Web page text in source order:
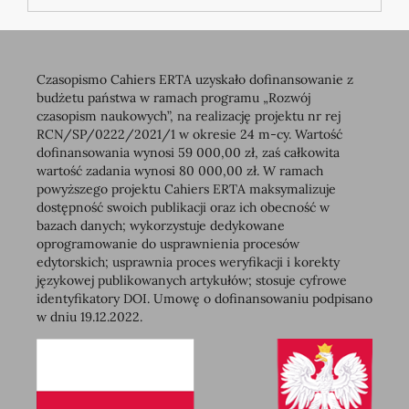
Czasopismo Cahiers ERTA uzyskało dofinansowanie z
budżetu państwa w ramach programu „Rozwój
czasopism naukowych”, na realizację projektu nr rej
RCN/SP/0222/2021/1 w okresie 24 m-cy. Wartość
dofinansowania wynosi 59 000,00 zł, zaś całkowita
wartość zadania wynosi 80 000,00 zł. W ramach
powyższego projektu Cahiers ERTA maksymalizuje
dostępność swoich publikacji oraz ich obecność w
bazach danych; wykorzystuje dedykowane
oprogramowanie do usprawnienia procesów
edytorskich; usprawnia proces weryfikacji i korekty
językowej publikowanych artykułów; stosuje cyfrowe
identyfikatory DOI. Umowę o dofinansowaniu podpisano
w dniu 19.12.2022.